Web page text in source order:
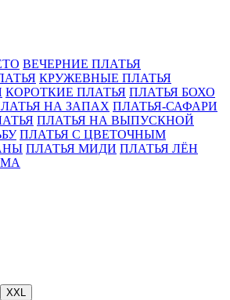
ВЕЧЕРНИЕ ПЛАТЬЯ
КРУЖЕВНЫЕ ПЛАТЬЯ
КОРОТКИЕ ПЛАТЬЯ ПЛАТЬЯ БОХО
НА ЗАПАХ ПЛАТЬЯ-САФАРИ
ПЛАТЬЯ НА ВЫПУСКНОЙ
ПЛАТЬЯ С ЦВЕТОЧНЫМ
ПЛАТЬЯ МИДИ ПЛАТЬЯ ЛЁН
XXL